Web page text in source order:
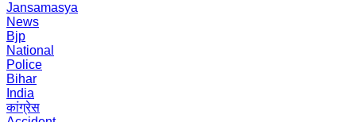
Jansamasya
News
Bjp
National
Police
Bihar
India
कांग्रेस